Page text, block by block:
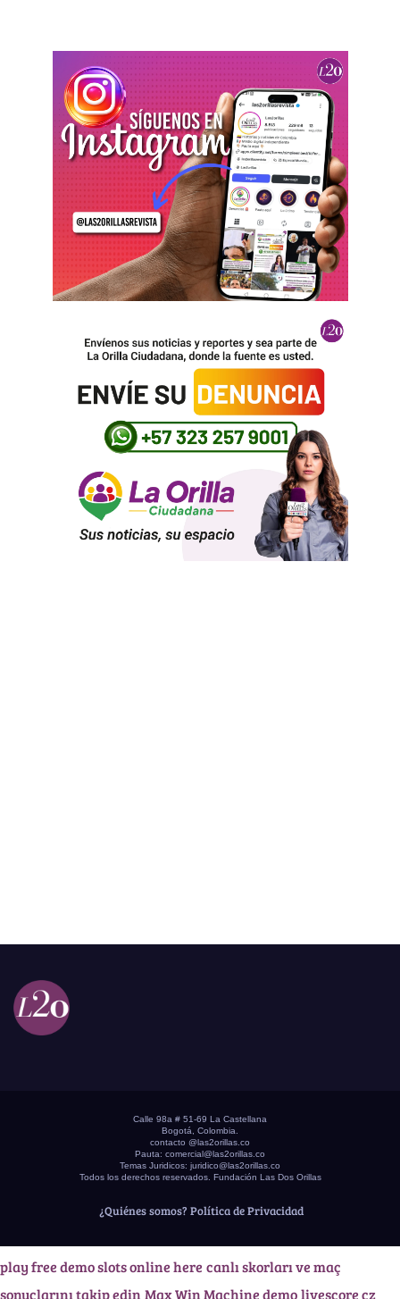
Calle 98a # 51-69 La Castellana
Bogotá, Colombia.
contacto @las2orillas.co
Pauta: comercial@las2orillas.co
Temas Juridicos: juridico@las2orillas.co
Todos los derechos reservados. Fundación Las Dos Orillas
¿Quiénes somos? Política de Privacidad
play free demo slots online here canlı skorları ve maç
sonuçlarını takip edin Max Win Machine demolivescore cz